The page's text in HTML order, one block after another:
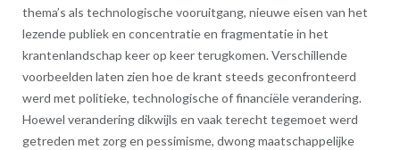
thema’s als technologische vooruitgang, nieuwe eisen van het
lezende publiek en concentratie en fragmentatie in het
krantenlandschap keer op keer terugkomen. Verschillende
voorbeelden laten zien hoe de krant steeds geconfronteerd
werd met politieke, technologische of financiële verandering.
Hoewel verandering dikwijls en vaak terecht tegemoet werd
getreden met zorg en pessimisme, dwong maatschappelijke